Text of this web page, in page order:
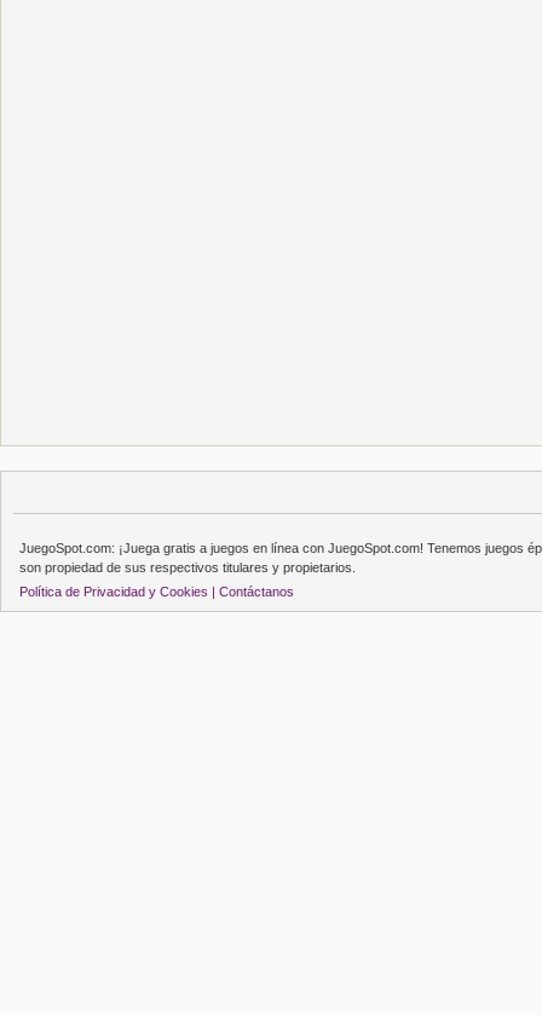
JuegoSpot.com: ¡Juega gratis a juegos en línea con JuegoSpot.com! Tenemos juegos
son propiedad de sus respectivos titulares y propietarios.
Política de Privacidad y Cookies | Contáctanos